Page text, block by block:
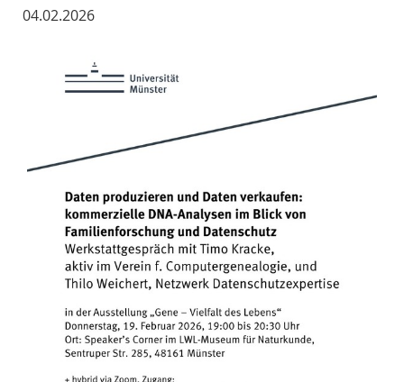
04.02.2026